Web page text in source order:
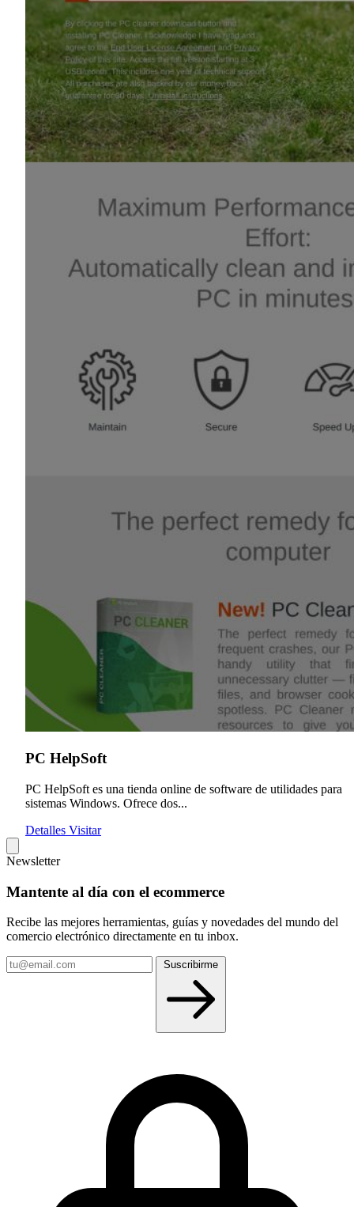
PC HelpSoft
PC HelpSoft es una tienda online de software de utilidades para
sistemas Windows. Ofrece dos...
Detalles Visitar
Newsletter
Mantente al día con el ecommerce
Recibe las mejores herramientas, guías y novedades del mundo del
comercio electrónico directamente en tu inbox.
Tu
email
Suscribirme